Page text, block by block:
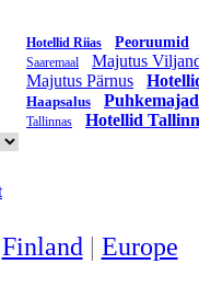
Hotellid Riias Peoruumid
Saaremaal
Majutus
Majutus Pärnus
Haapsalus Puhkemajad
Tallinnas
Hotellid
Finland | Europe